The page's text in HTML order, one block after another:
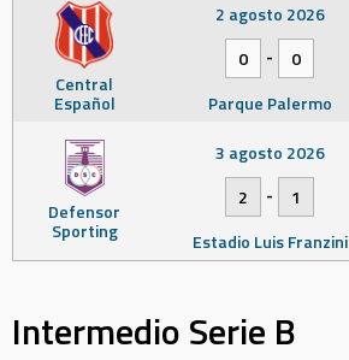
Central
Español
2 agosto 2026
0
-
0
Parque Palermo
Defensor
Sporting
3 agosto 2026
2
-
1
Estadio Luis Franzini
Intermedio Serie B